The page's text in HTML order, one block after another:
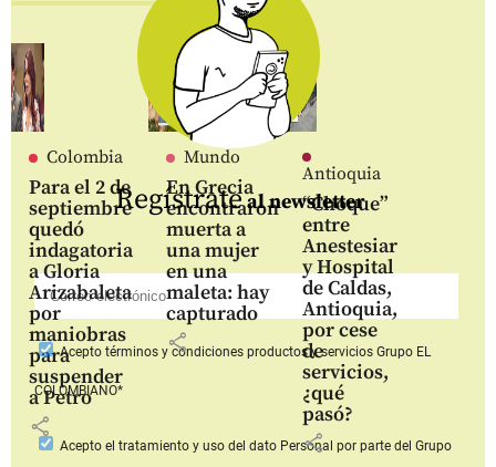
Colombia
Para el 2 de
septiembre
quedó
indagatoria
a Gloria
Arizabaleta
por
maniobras
para
suspender
a Petro
share
Mundo
En Grecia
encontraron
muerta a
una mujer
en una
maleta: hay
capturado
share
Antioquia
“Choque”
entre
Anestesiar
y Hospital
de Caldas,
Antioquia,
por cese
de
servicios,
¿qué
pasó?
share
Regístrateal newsletter
Aceptotérminos y condiciones productos y serviciosGrupo EL
COLOMBIANO*
Acepto el tratamiento y uso del dato Personal por parte del Grupo